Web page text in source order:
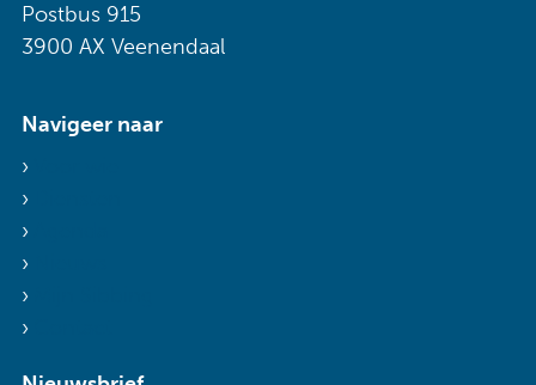
Postbus 915
3900 AX Veenendaal
Navigeer naar